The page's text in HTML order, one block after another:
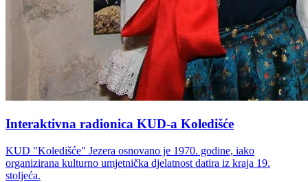
Interaktivna radionica KUD-a Koledišće
KUD "Koledišće" Jezera osnovano je 1970. godine, iako
organizirana kulturno umjetnička djelatnost datira iz kraja 19.
stoljeća.